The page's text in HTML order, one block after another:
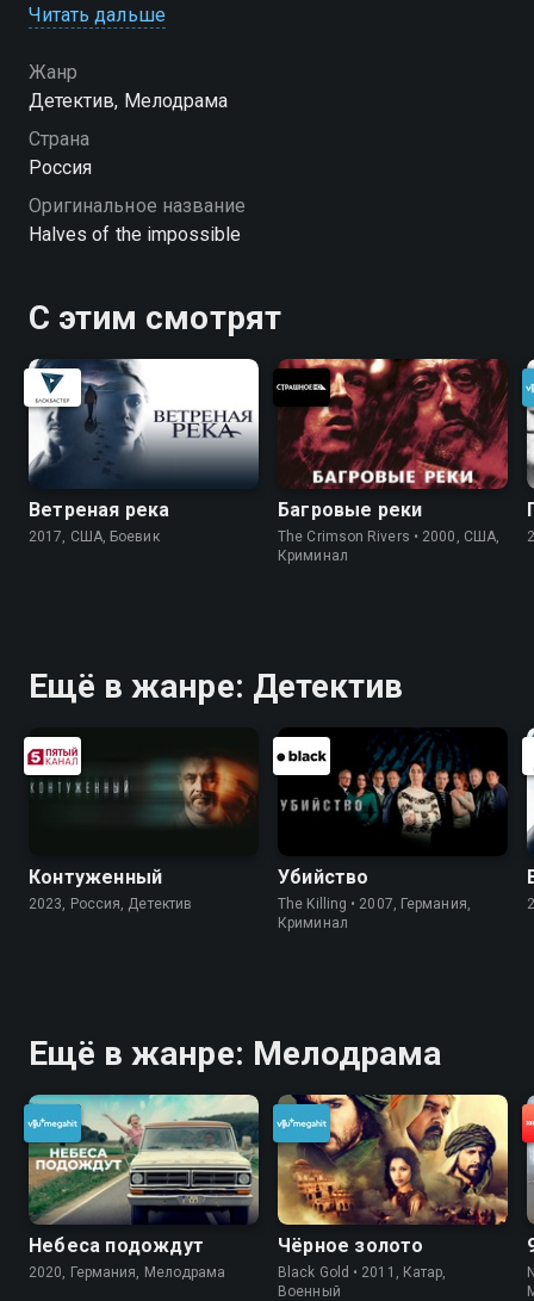
напряженные отношения с сотрудниками. Однажды
падают на нее
Посмотреть онлайн 1 сезон сериала Половинки
невозможного вы можете совершенно бесплатно в
Читать дальше
Жанр
Детектив, Мелодрама
Страна
Россия
Оригинальное название
Halves of the impossible
С этим смотрят
Ветреная река
2017, США, Боевик
Багровые реки
The Crimson Rivers • 2000, США,
Криминал
Ещё в жанре: Детектив
Контуженный
2023, Россия, Детектив
Убийство
The Killing • 2007, Германия,
Криминал
Ещё в жанре: Мелодрама
Небеса подождут
2020, Германия, Мелодрама
Чёрное золото
Black Gold • 2011, Катар,
Военный